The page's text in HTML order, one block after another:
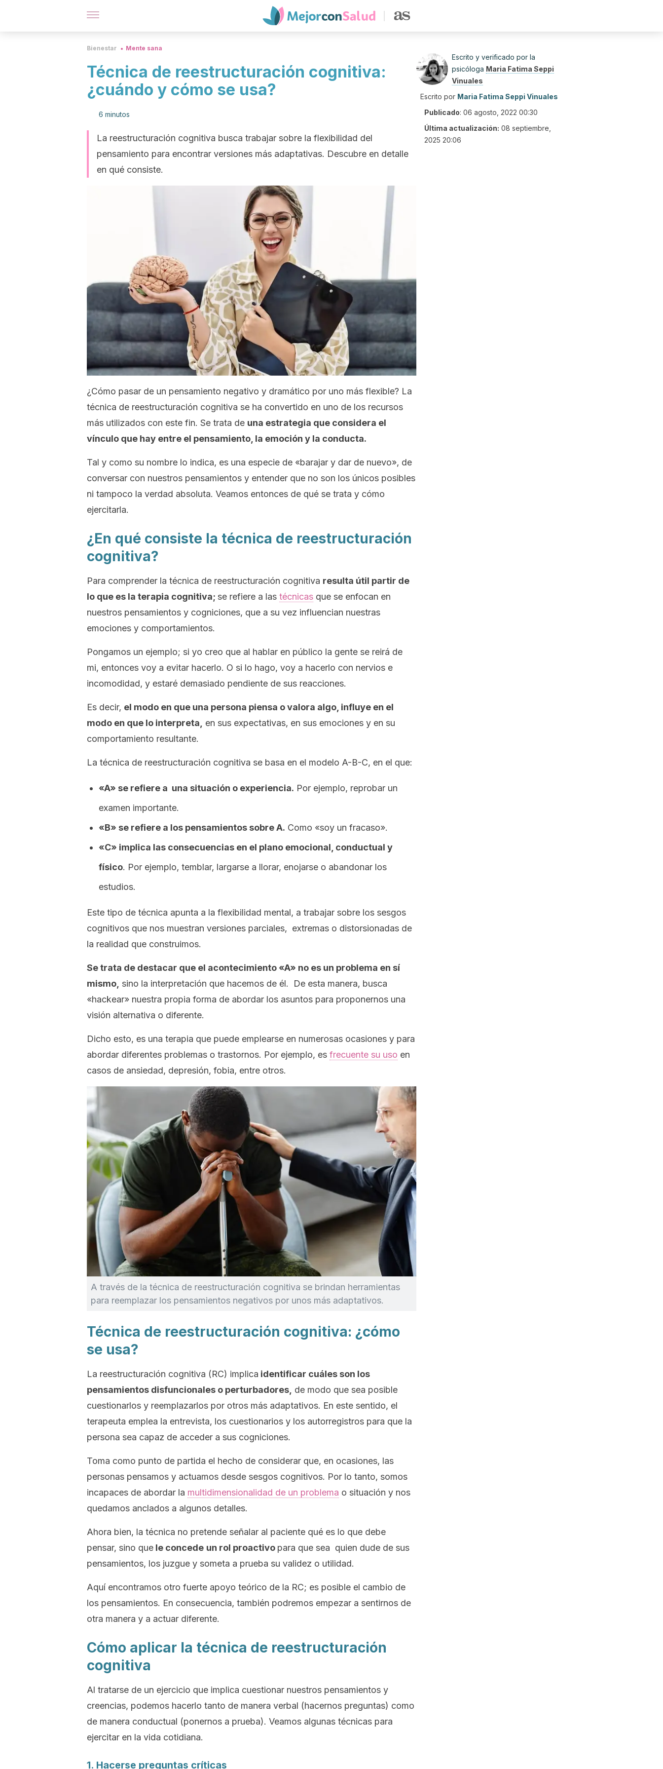
Bienestar Mente sana
Técnica de reestructuración cognitiva:
¿cuándo y cómo se usa?
6 minutos
La reestructuración cognitiva busca trabajar sobre la flexibilidad del
pensamiento para encontrar versiones más adaptativas. Descubre en detalle
en qué consiste.
¿Cómo pasar de un pensamiento negativo y dramático por uno más flexible? La
técnica de reestructuración cognitiva se ha convertido en uno de los recursos
más utilizados con este fin. Se trata de una estrategia que considera el
vínculo que hay entre el pensamiento, la emoción y la conducta.
Tal y como su nombre lo indica, es una especie de «barajar y dar de nuevo», de
conversar con nuestros pensamientos y entender que no son los únicos posibles
ni tampoco la verdad absoluta. Veamos entonces de qué se trata y cómo
ejercitarla.
¿En qué consiste la técnica de reestructuración
cognitiva?
Para comprender la técnica de reestructuración cognitiva resulta útil partir de
lo que es la terapia cognitiva; se refiere a las técnicas que se enfocan en
nuestros pensamientos y cogniciones, que a su vez influencian nuestras
emociones y comportamientos.
Pongamos un ejemplo; si yo creo que al hablar en público la gente se reirá de
mi, entonces voy a evitar hacerlo. O si lo hago, voy a hacerlo con nervios e
incomodidad, y estaré demasiado pendiente de sus reacciones.
Es decir, el modo en que una persona piensa o valora algo, influye en el
modo en que lo interpreta,
en sus expectativas, en sus emociones y en su
comportamiento resultante.
La técnica de reestructuración cognitiva se basa en el modelo A-B-C, en el que:
«A» se refiere a una situación o experiencia. Por ejemplo, reprobar un
examen importante.
«B» se refiere a los pensamientos sobre A. Como «soy un fracaso».
«C» implica las consecuencias en el plano emocional, conductual y
físico. Por ejemplo, temblar, largarse a llorar, enojarse o abandonar los
estudios.
Este tipo de técnica apunta a la flexibilidad mental, a trabajar sobre los sesgos
cognitivos que nos muestran versiones parciales, extremas o distorsionadas de
la realidad que construimos.
Se trata de destacar que el acontecimiento «A» no es un problema en sí
mismo, sino la interpretación que hacemos de él. De esta manera, busca
«hackear» nuestra propia forma de abordar los asuntos para proponernos una
visión alternativa o diferente.
Dicho esto, es una terapia que puede emplearse en numerosas ocasiones y para
abordar diferentes problemas o trastornos. Por ejemplo, es frecuente su uso en
casos de ansiedad, depresión, fobia, entre otros.
A través de la técnica de reestructuración cognitiva se brindan herramientas
para reemplazar los pensamientos negativos por unos más adaptativos.
Técnica de reestructuración cognitiva: ¿cómo
se usa?
La reestructuración cognitiva (RC) implica identificar cuáles son los
pensamientos disfuncionales o perturbadores, de modo que sea posible
cuestionarlos y reemplazarlos por otros más adaptativos. En este sentido, el
terapeuta emplea la entrevista, los cuestionarios y los autorregistros para que la
persona sea capaz de acceder a sus cogniciones.
Toma como punto de partida el hecho de considerar que, en ocasiones, las
personas pensamos y actuamos desde sesgos cognitivos. Por lo tanto, somos
incapaces de abordar la multidimensionalidad de un problema o situación y nos
quedamos anclados a algunos detalles.
Ahora bien, la técnica no pretende señalar al paciente qué es lo que debe
pensar, sino que le concede un rol proactivo para que sea quien dude de sus
pensamientos, los juzgue y someta a prueba su validez o utilidad.
Aquí encontramos otro fuerte apoyo teórico de la RC; es posible el cambio de
los pensamientos. En consecuencia, también podremos empezar a sentirnos de
otra manera y a actuar diferente.
Cómo aplicar la técnica de reestructuración
cognitiva
Al tratarse de un ejercicio que implica cuestionar nuestros pensamientos y
creencias, podemos hacerlo tanto de manera verbal (hacernos preguntas) como
de manera conductual (ponernos a prueba). Veamos algunas técnicas para
ejercitar en la vida cotidiana.
1. Hacerse preguntas críticas
Escrito y verificado por la
psicóloga Maria Fatima Seppi
Vinuales
Escrito por Maria Fatima Seppi Vinuales
Publicado: 06 agosto, 2022 00:30
Última actualización: 08 septiembre,
2025 20:06